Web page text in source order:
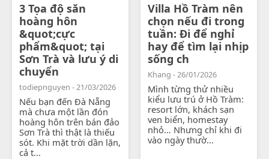
3 Tọa độ săn
hoàng hôn
&quot;cực
phẩm&quot; tại
Sơn Trà và lưu ý di
chuyển
todiepnguyen - 21/03/2026
Nếu bạn đến Đà Nẵng
mà chưa một lần đón
hoàng hôn trên bán đảo
Sơn Trà thì thật là thiếu
sót. Khi mặt trời dần lặn,
cả t...
Villa Hồ Tràm nên
chọn nếu đi trong
tuần: Đi để nghỉ
hay để tìm lại nhịp
sống ch
Khang - 26/01/2026
Mình từng thử nhiều
kiểu lưu trú ở Hồ Tràm:
resort lớn, khách sạn
ven biển, homestay
nhỏ… Nhưng chỉ khi đi
vào ngày thườ...